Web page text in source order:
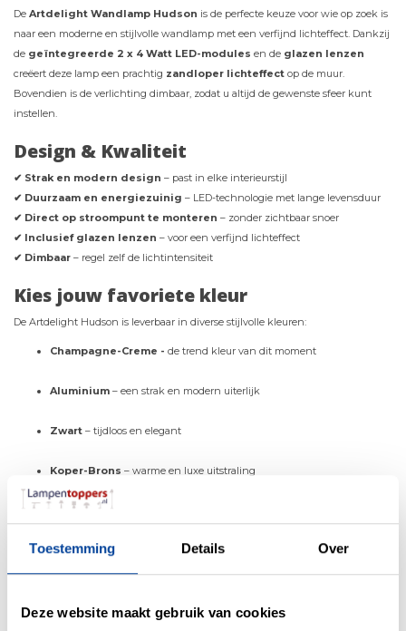
Toestemming Details Over
Deze website maakt gebruik van cookies
De Artdelight Wandlamp Hudson is de perfecte keuze voor wie op zoek is
naar een moderne en stijlvolle wandlamp met een verfijnd lichteffect. Dankzij
de geïntegreerde 2 x 4 Watt LED-modules en de glazen lenzen
creëert deze lamp een prachtig zandloper lichteffect op de muur.
Bovendien is de verlichting dimbaar, zodat u altijd de gewenste sfeer kunt
instellen.
Design & Kwaliteit
✔ Strak en modern design – past in elke interieurstijl
✔ Duurzaam en energiezuinig – LED-technologie met lange levensduur
✔ Direct op stroompunt te monteren – zonder zichtbaar snoer
✔ Inclusief glazen lenzen – voor een verfijnd lichteffect
✔ Dimbaar – regel zelf de lichtintensiteit
Kies jouw favoriete kleur
De Artdelight Hudson is leverbaar in diverse stijlvolle kleuren:
Champagne-Creme - de trend kleur van dit moment
Aluminium – een strak en modern uiterlijk
Zwart – tijdloos en elegant
Koper-Brons – warme en luxe uitstraling
Goud – voor een chique en opvallend accent
Antraciet– modern en subtiel